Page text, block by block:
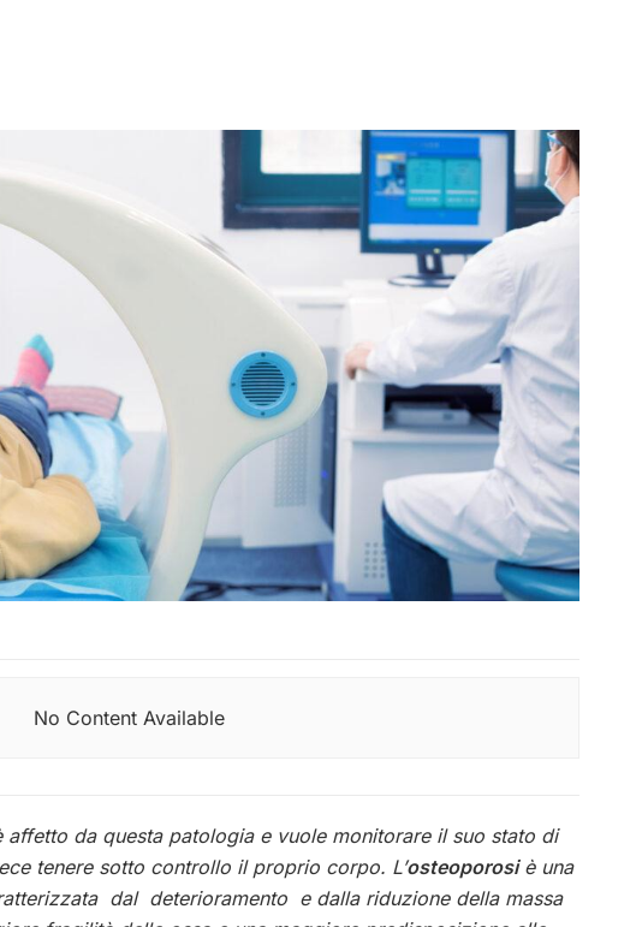
No Content Available
affetto da questa patologia e vuole monitorare il suo stato di
tenere sotto controllo il proprio corpo. L’osteoporosiè una
dal deterioramento e dalla riduzione della massa